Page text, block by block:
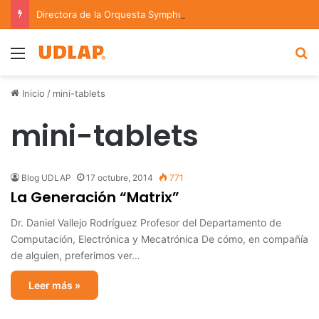
Menu
Inicio / mini-tablets
mini-tablets
Blog UDLAP 17 octubre, 2014 771
La Generación “Matrix”
Dr. Daniel Vallejo Rodríguez Profesor del Departamento de
Computación, Electrónica y Mecatrónica De cómo, en compañía
de alguien, preferimos ver…
Leer más »